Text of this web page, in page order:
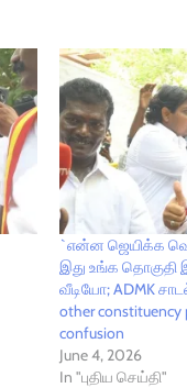
`என்ன ஜெயிக்க
இது உங்க தொகுதி
வீடியோ; ADMK
other constituency
confusion
June 4, 2026
In "புதிய செய்தி"